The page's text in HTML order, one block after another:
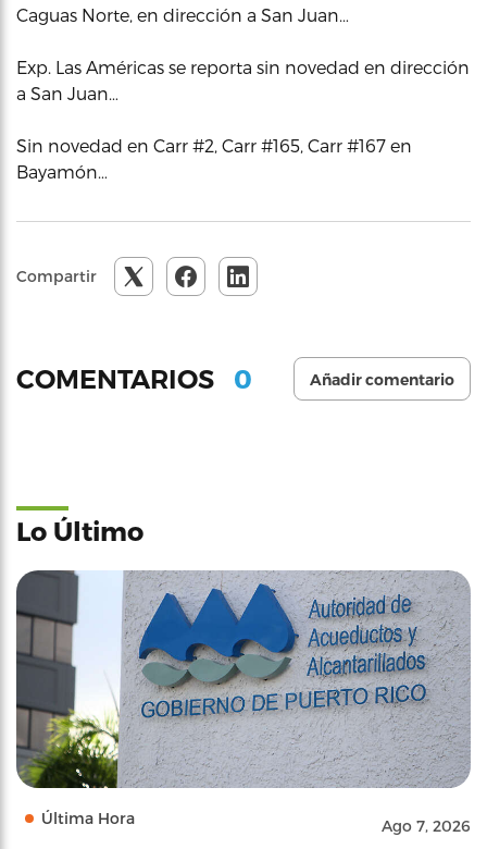
Caguas Norte, en dirección a San Juan…
Exp. Las Américas se reporta sin novedad en dirección
a San Juan…
Sin novedad en Carr #2, Carr #165, Carr #167 en
Bayamón…
Compartir
COMENTARIOS 0 Añadir comentario
Lo Último
Última Hora Ago 7, 2026